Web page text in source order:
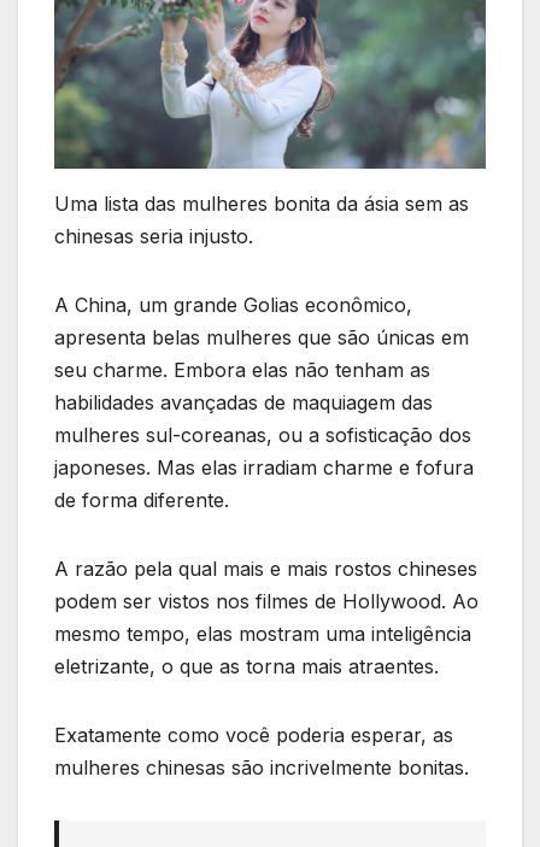
Uma lista das mulheres bonita da ásia sem as
chinesas seria injusto.
A China, um grande Golias econômico,
apresenta belas mulheres que são únicas em
seu charme. Embora elas não tenham as
habilidades avançadas de maquiagem das
mulheres sul-coreanas, ou a sofisticação dos
japoneses. Mas elas irradiam charme e fofura
de forma diferente.
A razão pela qual mais e mais rostos chineses
podem ser vistos nos filmes de Hollywood. Ao
mesmo tempo, elas mostram uma inteligência
eletrizante, o que as torna mais atraentes.
Exatamente como você poderia esperar, as
mulheres chinesas são incrivelmente bonitas.